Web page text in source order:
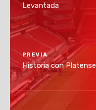
Levantada
PREVIA
Historia con Platense